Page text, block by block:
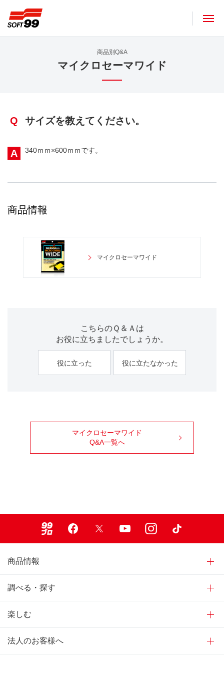
商品別Q&A
マイクロセーマワイド
Q サイズを教えてください。
A 340ｍｍ×600ｍｍです。
商品情報
マイクロセーマワイド
こちらのＱ＆Ａは
お役に立ちましたでしょうか。
役に立った 役に立たなかった
マイクロセーマワイド
Q&A一覧へ
商品情報
調べる・探す
楽しむ
法人のお客様へ